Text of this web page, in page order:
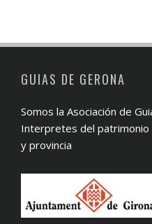
GUIAS DE GERONA
Somos la Asociación de
Interpretes del
y provincia